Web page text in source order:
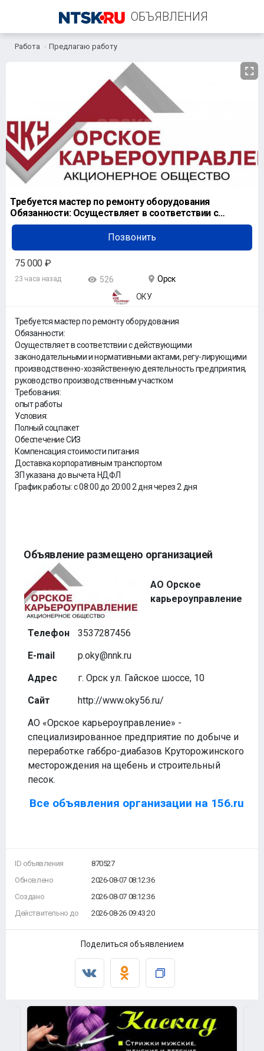
ОБЪЯВЛЕНИЯ
+7 (922) 883-71-08
Работа Предлагаю работу
Требуется мастер по ремонту оборудования
Обязанности: Осуществляет в соответствии с
действующими з
Позвонить
75 000 ₽
23 часа назад 526
Орск
ОКУ
Требуется мастер по ремонту оборудования
Обязанности:
Осуществляет в соответствии с действующими
законодательными и нормативными актами, регу-лирующими
производственно-хозяйственную деятельность предприятия,
руководство производственным участком
Требования:
опыт работы
Условия:
Полный соцпакет
Обеспечение СИЗ
Компенсация стоимости питания
Доставка корпоративным транспортом
ЗП указана до вычета НДФЛ
График работы: с 08:00 до 20:00 2 дня через 2 дня
Объявление размещено организацией
АО Орское
карьероуправление
Телефон
3537287456
E-mail
p.oky@nnk.ru
Адрес
г. Орск ул. Гайское шоссе, 10
Сайт
http://www.oky56.ru/
АО «Орское карьероуправление» -
специализированное предприятие по добыче и
переработке габбро-диабазов Круторожинского
месторождения на щебень и строительный
песок.
Все объявления организации на 156.ru
ID объявления
Обновлено
Создано
Действительно до
870527
2026-08-07 08:12:36
2026-08-07 08:12:36
2026-08-26 09:43:20
Поделиться объявлением